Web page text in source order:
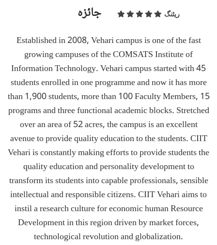
جائزہ ریٹنگ
Established in 2008, Vehari campus is one of the fast
growing campuses of the COMSATS Institute of
Information Technology. Vehari campus started with 45
students enrolled in one programme and now it has more
than 1,900 students, more than 100 Faculty Members, 15
programs and three functional academic blocks. Stretched
over an area of 52 acres, the campus is an excellent
avenue to provide quality education to the students. CIIT
Vehari is constantly making efforts to provide students the
quality education and personality development to
transform its students into capable professionals, sensible
intellectual and responsible citizens. CIIT Vehari aims to
instil a research culture for economic human Resource
Development in this region driven by market forces,
technological revolution and globalization.